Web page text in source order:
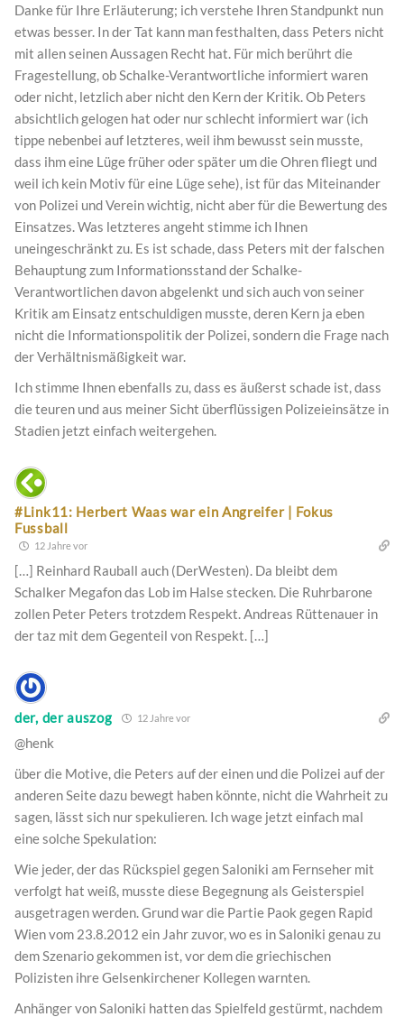
Danke für Ihre Erläuterung; ich verstehe Ihren Standpunkt nun
etwas besser. In der Tat kann man festhalten, dass Peters nicht
mit allen seinen Aussagen Recht hat. Für mich berührt die
Fragestellung, ob Schalke-Verantwortliche informiert waren
oder nicht, letzlich aber nicht den Kern der Kritik. Ob Peters
absichtlich gelogen hat oder nur schlecht informiert war (ich
tippe nebenbei auf letzteres, weil ihm bewusst sein musste,
dass ihm eine Lüge früher oder später um die Ohren fliegt und
weil ich kein Motiv für eine Lüge sehe), ist für das Miteinander
von Polizei und Verein wichtig, nicht aber für die Bewertung des
Einsatzes. Was letzteres angeht stimme ich Ihnen
uneingeschränkt zu. Es ist schade, dass Peters mit der falschen
Behauptung zum Informationsstand der Schalke-
Verantwortlichen davon abgelenkt und sich auch von seiner
Kritik am Einsatz entschuldigen musste, deren Kern ja eben
nicht die Informationspolitik der Polizei, sondern die Frage nach
der Verhältnismäßigkeit war.
Ich stimme Ihnen ebenfalls zu, dass es äußerst schade ist, dass
die teuren und aus meiner Sicht überflüssigen Polizeieinsätze in
Stadien jetzt einfach weitergehen.
#Link11: Herbert Waas war ein Angreifer | Fokus
Fussball
12 Jahre vor
[…] Reinhard Rauball auch (DerWesten). Da bleibt dem
Schalker Megafon das Lob im Halse stecken. Die Ruhrbarone
zollen Peter Peters trotzdem Respekt. Andreas Rüttenauer in
der taz mit dem Gegenteil von Respekt. […]
der, der auszog 12 Jahre vor
@henk
über die Motive, die Peters auf der einen und die Polizei auf der
anderen Seite dazu bewegt haben könnte, nicht die Wahrheit zu
sagen, lässt sich nur spekulieren. Ich wage jetzt einfach mal
eine solche Spekulation:
Wie jeder, der das Rückspiel gegen Saloniki am Fernseher mit
verfolgt hat weiß, musste diese Begegnung als Geisterspiel
ausgetragen werden. Grund war die Partie Paok gegen Rapid
Wien vom 23.8.2012 ein Jahr zuvor, wo es in Saloniki genau zu
dem Szenario gekommen ist, vor dem die griechischen
Polizisten ihre Gelsenkirchener Kollegen warnten.
Anhänger von Saloniki hatten das Spielfeld gestürmt, nachdem